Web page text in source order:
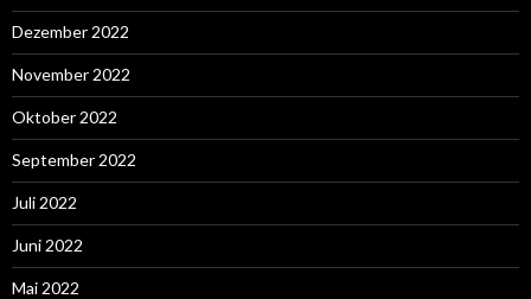
Dezember 2022
November 2022
Oktober 2022
September 2022
Juli 2022
Juni 2022
Mai 2022